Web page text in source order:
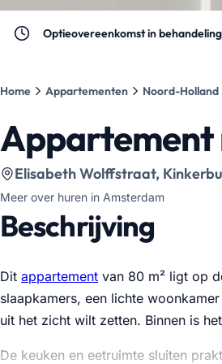
Optieovereenkomst in
Home Appartementen Noord-Holland
Appartement
Bekijk locatie op kaart :
Elisabeth Wolffstraat,
Meer over huren in Amsterdam
Beschrijving
Dit appartement van 80 m² ligt op
slaapkamers, een lichte
uit het zicht wilt zetten. Binnen is
De keuken en eetruimte sluiten